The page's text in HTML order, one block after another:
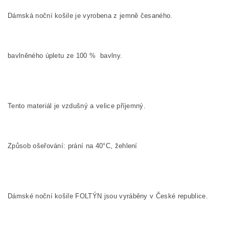
Dámská noční košile je vyrobena z jemně česaného.
bavlněného úpletu ze 100 % bavlny.
Tento materiál je vzdušný a velice příjemný.
Způsob ošeřování: prání na 40°C, žehlení
Dámské noční košile FOLTÝN jsou vyráběny v České republice.